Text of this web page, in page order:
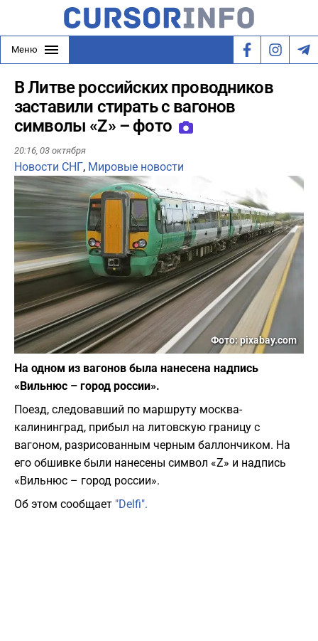
Меню
В Литве российских проводников
заставили стирать с вагонов
символы «Z» – фото
20:16, 03 октября
Новости СНГ, Мировые новости
Фото: pixabay.com
На одном из вагонов была нанесена надпись
«Вильнюс – город россии».
Поезд, следовавший по маршруту москва-
калининград, прибыл на литовскую границу с
вагоном, разрисованным черным баллончиком. На
его обшивке были нанесены символ «Z» и надпись
«Вильнюс – город россии».
Об этом сообщает "Delfi".